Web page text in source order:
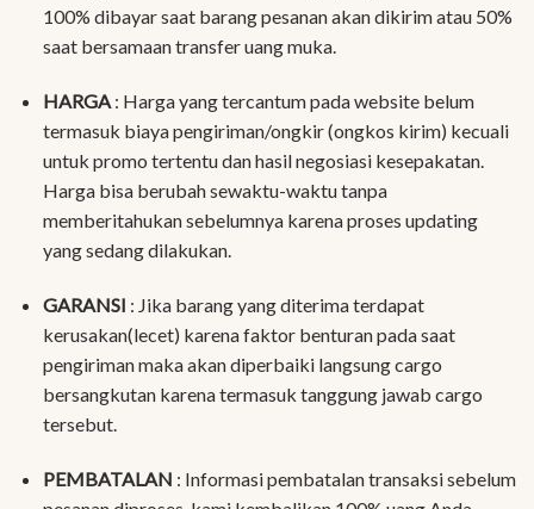
100% dibayar saat barang pesanan akan dikirim atau 50%
saat bersamaan transfer uang muka.
HARGA: Harga yang tercantum pada website belum
termasuk biaya pengiriman/ongkir (ongkos kirim) kecuali
untuk promo tertentu dan hasil negosiasi kesepakatan.
Harga bisa berubah sewaktu-waktu tanpa
memberitahukan sebelumnya karena proses updating
yang sedang dilakukan.
GARANSI : Jika barang yang diterima terdapat
kerusakan(lecet) karena faktor benturan pada saat
pengiriman maka akan diperbaiki langsung cargo
bersangkutan karena termasuk tanggung jawab cargo
tersebut.
PEMBATALAN : Informasi pembatalan transaksi sebelum